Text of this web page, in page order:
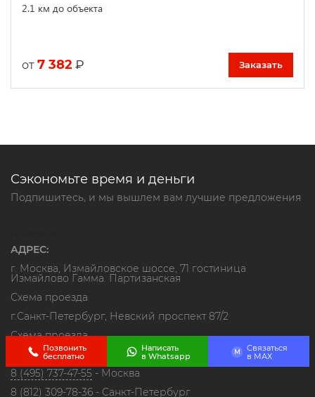
2.1 км до объекта
от 7 382 ₽ Заказать
Сэкономьте время и деньги
Подпишитесь, и мы вышлем вам лучшие предложения
АДРЕС:
г. Москва, Измайловское шоссе, 71 гостиница
Измайлово Гамма. Партизанская
Схема проезда
г.Санкт-Петербург, Невский проспект 87/2
Схема проезда
ТЕЛЕФОН:
8 (495) 737-47-55 - Москва
8 (812) 309-78-36 - Санкт-Петербург
Позвонить
бесплатно
Написать
в Whatsapp
M
Связаться
в МАХ